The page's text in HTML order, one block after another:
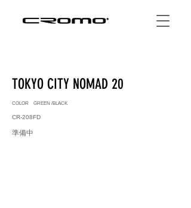
TOKYO CITY NOMAD 20
COLOR GREEN /BLACK
CR-208FD
準備中